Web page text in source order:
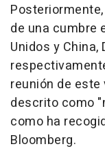
de una cumbre
Unidos y China,
reunión de este
descrito como
como ha
Bloomberg.